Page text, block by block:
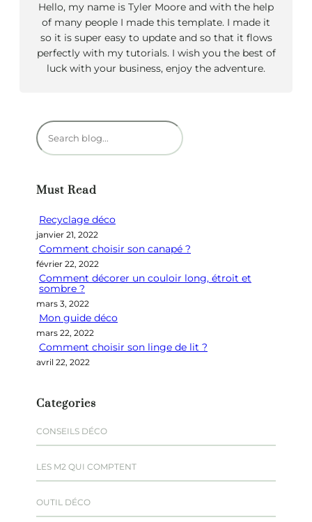
Hello, my name is Tyler Moore and with the help
of many people I made this template. I made it
so it is super easy to update and so that it flows
perfectly with my tutorials. I wish you the best of
luck with your business, enjoy the adventure.
R
e
e
c
h
e
Must Read
Recyclage déco
janvier 21, 2022
Comment choisir son canapé ?
février 22, 2022
Comment décorer un couloir long, étroit et
sombre ?
mars 3, 2022
Mon guide déco
mars 22, 2022
Comment choisir son linge de lit ?
avril 22, 2022
Categories
CONSEILS DÉCO
LES M2 QUI COMPTENT
OUTIL DÉCO